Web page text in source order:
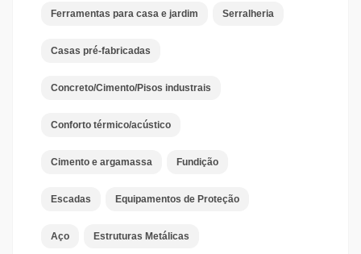
Ferramentas para casa e jardim Serralheria
Casas pré-fabricadas
Concreto/Cimento/Pisos industrais
Conforto térmico/acústico
Cimento e argamassa Fundição
Escadas Equipamentos de Proteção
Aço Estruturas Metálicas